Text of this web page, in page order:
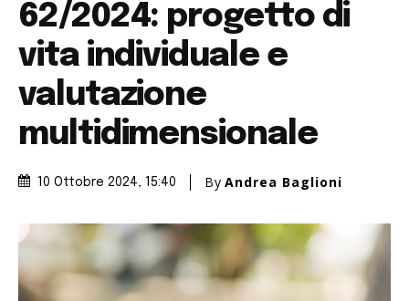
62/2024: progetto di
vita individuale e
valutazione
multidimensionale
10 Ottobre 2024, 15:40 By Andrea Baglioni